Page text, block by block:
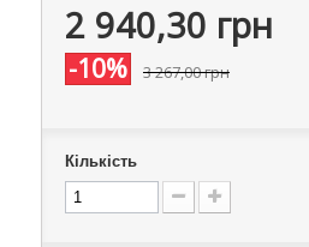
2 940,30 грн
-10% 3 267,00 грн
Кількість